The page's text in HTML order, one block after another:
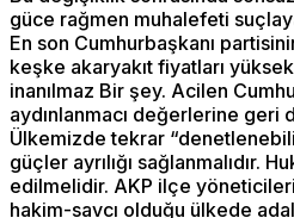
güce rağmen muhalefeti
En son Cumhurbaşkanı
keşke akaryakıt fiyatları
inanılmaz Bir şey. Acilen
aydınlanmacı değerlerine
Ülkemizde tekrar
güçler ayrılığı sağlanmalıdır.
edilmelidir. AKP ilçe
hakim-savcı olduğu ülkede